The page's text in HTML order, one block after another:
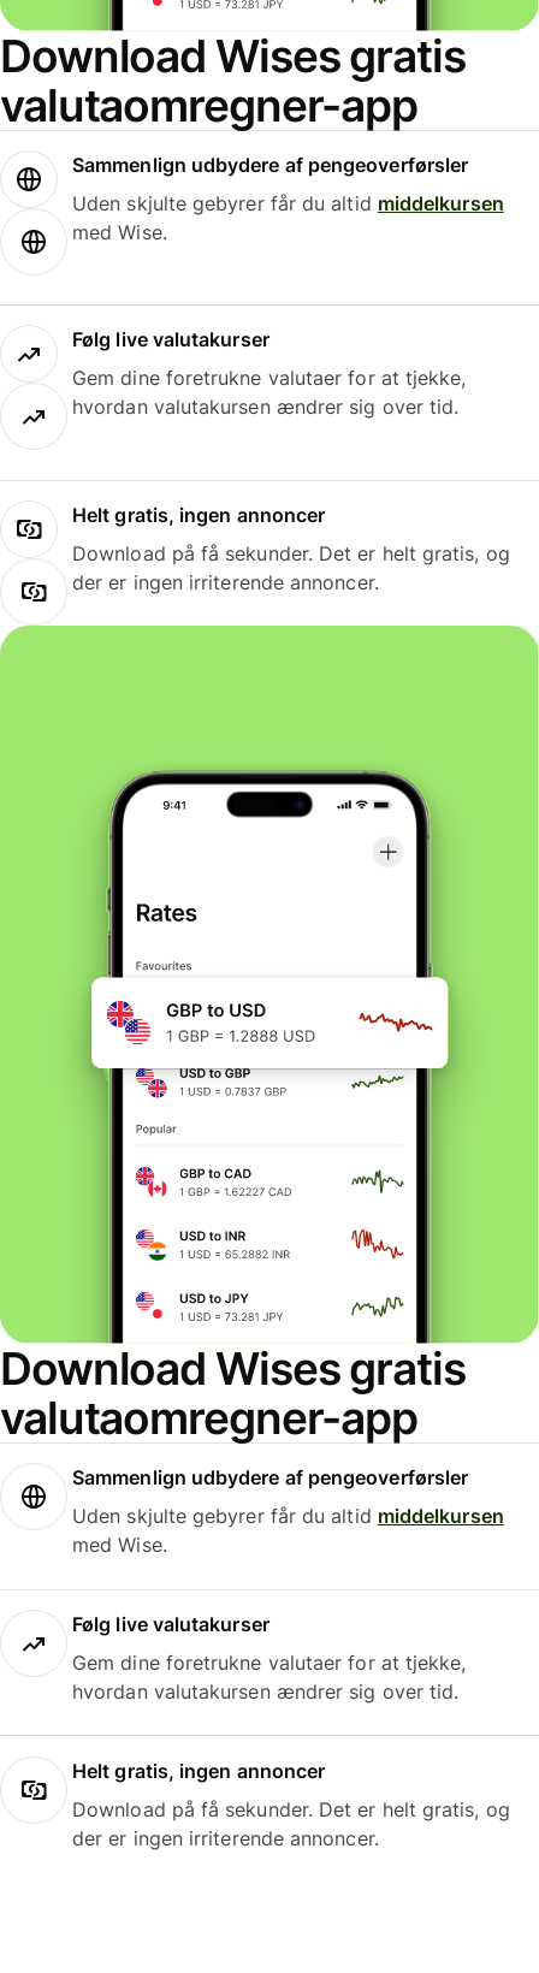
Download Wises gratis
valutaomregner-app
Sammenlign udbydere af pengeoverførsler
Uden skjulte gebyrer får du altid middelkursen
med Wise.
Følg live valutakurser
Gem dine foretrukne valutaer for at tjekke,
hvordan valutakursen ændrer sig over tid.
Helt gratis, ingen annoncer
Download på få sekunder. Det er helt gratis, og
der er ingen irriterende annoncer.
Download Wises gratis
valutaomregner-app
Sammenlign udbydere af pengeoverførsler
Uden skjulte gebyrer får du altid middelkursen
med Wise.
Følg live valutakurser
Gem dine foretrukne valutaer for at tjekke,
hvordan valutakursen ændrer sig over tid.
Helt gratis, ingen annoncer
Download på få sekunder. Det er helt gratis, og
der er ingen irriterende annoncer.